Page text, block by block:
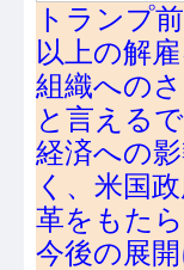
トランプ
以上の解
組織への
と言える
経済への
く、米国
革をもた
今後の展